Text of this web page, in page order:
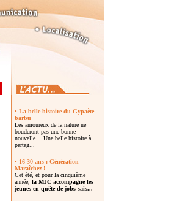
• La belle histoire du Gypaète
barbu
Les amoureux de la nature ne
bouderont pas une bonne
nouvelle… Une belle histoire à
partag...
• 16-30 ans : Génération
Maraîchez !
Cet été, et pour la cinquième
année, la MJC accompagne les
jeunes en quête de jobs sais...